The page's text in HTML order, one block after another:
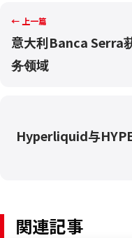
← 上一篇
意大利Banca Serra
务领域
Hyperliquid与
関連記事